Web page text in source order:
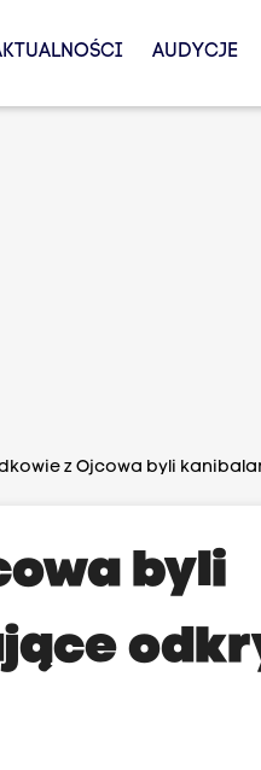
AUDYCJE
z Ojcowa byli
byli